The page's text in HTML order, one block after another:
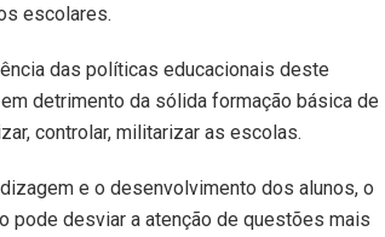
escolares.
das políticas educacionais deste
detrimento da sólida formação básica de
controlar, militarizar as escolas.
e o desenvolvimento dos alunos, o
pode desviar a atenção de questões mais